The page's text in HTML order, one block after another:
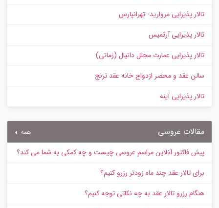
تالار پذیرایی مروارید- تهرانپارس
تالار پذیرایی آرتمیس
تالار پذیرایی عمارت مجلل دانیال (زمانی)
سالن عقد و محضر ازدواج خانه عقد ترنج
تالار پذیرایی آینه
مقالات عروسی همه
پیش‌ فاکتور آنلاین مراسم عروسی چیست و چه کمکی به شما می کند؟
برای تالار عقد چند ماه زودتر رزرو کنیم؟
هنگام رزرو تالار عقد به چه نکاتی توجه کنیم؟